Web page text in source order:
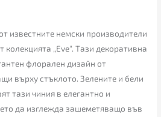
известните немски производители
„Eve“. Тази декоративна
флорален дизайн от
върху стъклото. Зелените и бели
тази чиния в елегантно и
да изглежда зашеметяващо във